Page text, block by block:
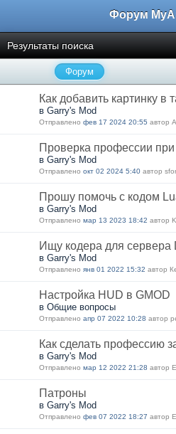
Результаты поиска
Форум
Как добавить картинку в
в Garry's Mod
Отправлено фев 17 2024 20:55 автор
Проверка профессии
в Garry's Mod
Отправлено окт 02 2024 5:40 автор
Прошу помочь с кодом
в Garry's Mod
Отправлено мар 13 2023 18:42 автор
Ищу кодера для сервера
в Garry's Mod
Отправлено янв 01 2022 15:32 автор
Настройка HUD в GMOD
в Общие вопросы
Отправлено апр 07 2022 10:28 автор
Как сделать профессию
в Garry's Mod
Отправлено мар 12 2022 21:28 автор
Патроны
в Garry's Mod
Отправлено фев 07 2022 18:27 автор